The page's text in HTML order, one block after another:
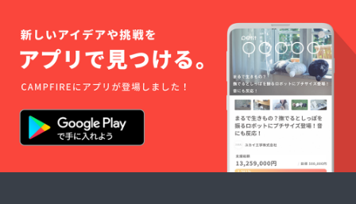
用し
て、試
合観戦
しませ
ん
か？
【Tシャ
ツサイ
ズ】サ
丈/身幅/
肩幅/袖
丈 ※単
観戦の
おとも
にいか
がです
か？
【タオ
ルサイ
ズ】
横
m 縦
幅/40c
m 【タ